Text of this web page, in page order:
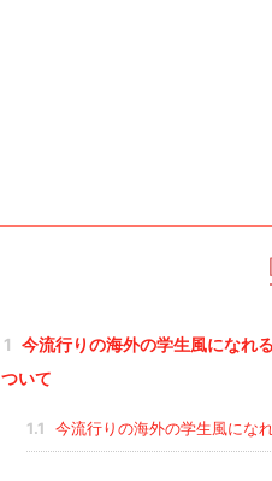
1 今流行りの海外の学生風になれ
ついて
1.1 今流行りの海外の学生風にな